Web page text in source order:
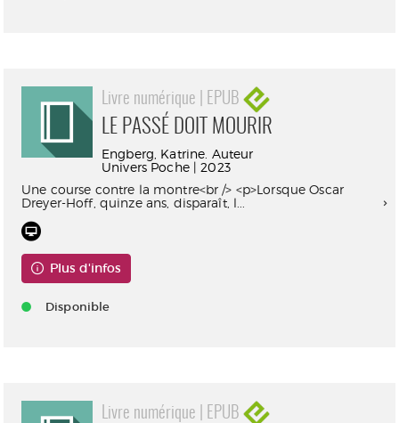
Livre numérique | EPUB
LE PASSÉ DOIT MOURIR
Engberg, Katrine. Auteur
Univers Poche | 2023
Une course contre la montre<br /> <p>Lorsque Oscar
Dreyer-Hoff, quinze ans, disparaît, l...
Plus d'infos
Disponible
Livre numérique | EPUB